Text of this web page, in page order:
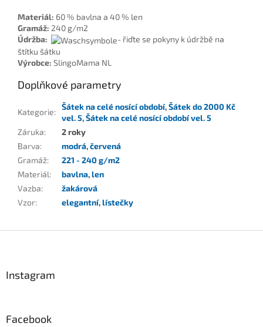
Materiál: 60 % bavlna a 40 % len
Gramáž: 240 g/m2
Údržba:
- řiďte se pokyny k údržbě na
štítku šátku
Výrobce: SlingoMama NL
Doplňkové parametry
Kategorie:
Šátek na celé nosící období,Šátek do 2000 Kč
vel. 5,Šátek na celé nosící období vel. 5
Záruka:
2 roky
Barva: modrá,červená
Gramáž:
221 - 240 g/m2
Materiál: bavlna,len
Vazba:
žakárová
Vzor: elegantní,lístečky
Instagram
Facebook